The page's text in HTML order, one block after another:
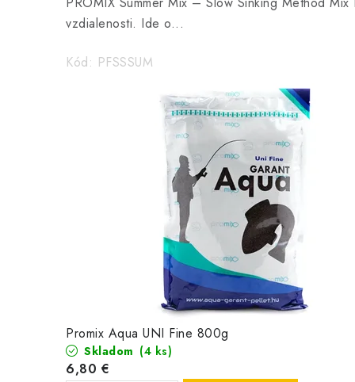
vzdialenosti. Ide o...
Kód: PFSSSUM
Promix Aqua UNI Fine 800g
Skladom (4 ks)
6,80 €